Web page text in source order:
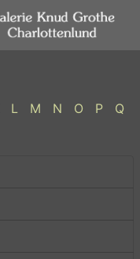
L M N O P
Q